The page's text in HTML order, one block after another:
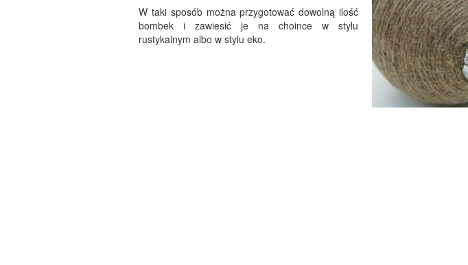
W taki sposób można przygotować dowolną ilość
bombek i zawiesić je na choince w stylu
rustykalnym albo w stylu eko.